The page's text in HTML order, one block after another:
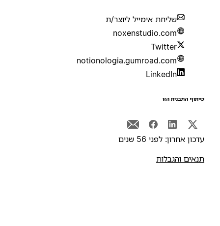
שליחת אימייל ליוצר/ת
noxenstudio.com
Twitter
notionologia.gumroad.com
LinkedIn
התבנית הזו
אחרון: לפני 56 שנים
והגבלות